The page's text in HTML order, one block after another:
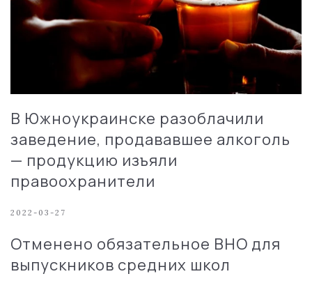
В Южноукраинске разоблачили
заведение, продававшее алкоголь
— продукцию изъяли
правоохранители
2022-03-27
Отменено обязательное ВНО для
выпускников средних школ